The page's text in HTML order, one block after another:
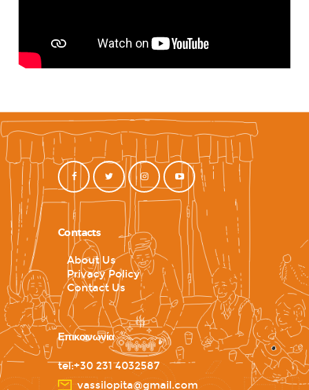
Contacts
About Us
Privacy Policy
Contact Us
Επικοινωνία
tel:+30 231 4032587
vassilopita@gmail.com